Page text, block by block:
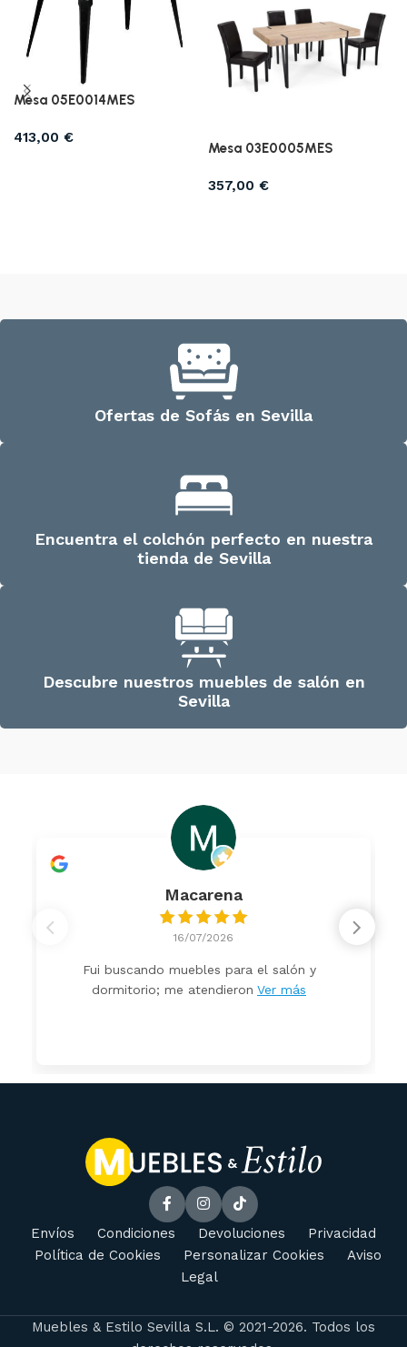
Mesa 05E0014MES
413,00 €
Mesa 03E0005MES
357,00 €
Ofertas de Sofás en Sevilla
Encuentra el colchón perfecto en nuestra
tienda de Sevilla
Descubre nuestros muebles de salón en
Sevilla
Macarena
16/07/2026
Fui buscando muebles para el salón y
dormitorio; me atendieron Ver más
Envíos Condiciones Devoluciones
Privacidad
Política de Cookies
Personalizar Cookies
Aviso
Legal
Muebles & Estilo Sevilla S.L. © 2021-2026. Todos los